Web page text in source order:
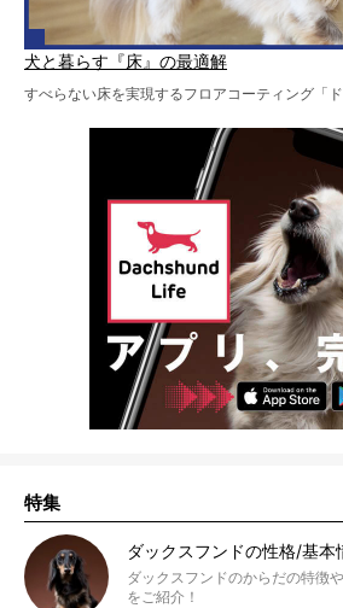
犬と暮らす『床』の最適解
すべらない床を実現するフロアコーティング「ド
特集
ダックスフンドの性格/基本
ダックスフンドのからだの特徴
をご紹介！